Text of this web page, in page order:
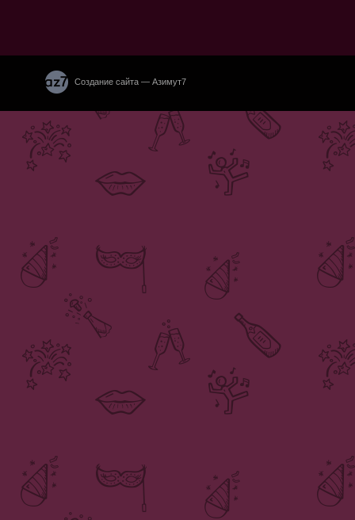
Создание сайта — Азимут7